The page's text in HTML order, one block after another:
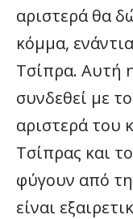
αριστερά θα
κόμμα,
Τσίπρα. Αυτή
συνδεθεί με
αριστερά του
Τσίπρας και
φύγουν από
είναι